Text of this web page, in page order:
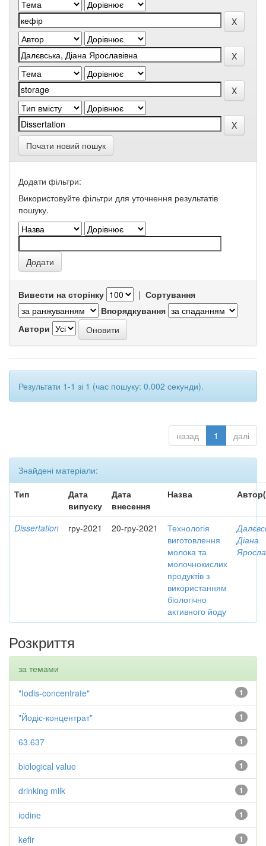
Почати новий пошук
Додати фільтри:
Використовуйте фільтри для уточнення результатів
пошуку.
Вивести на сторінку | Сортування
Впорядкування
Автори
Результати 1-1 зі 1 (час пошуку: 0.002 секунди).
назад 1 далі
Знайдені матеріали:
Тип
Дата
випуску
Дата
внесення
Назва
Dissertation гру-2021 20-гру-2021
Технологія
виготовлення
молока та
молочнокислих
продуктів з
використанням
біологічно
активного йоду
Діана
Розкриття
за темами
1
"Iodis-concentrate"
1
"Йодіс-концентрат"
1
63.637
1
biological value
1
drinking milk
1
iodine
1
kefir